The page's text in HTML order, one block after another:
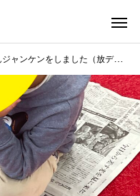
ケンをしました（放デイHIRAKU／高槻市）